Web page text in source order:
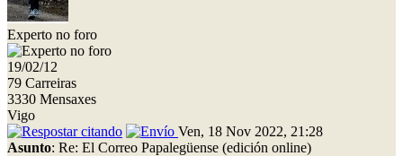
Experto no foro
19/02/12
79 Carreiras
3330 Mensaxes
Vigo
Ven, 18 Nov 2022, 21:28
Asunto: Re: El Correo Papalegüense (edición online)